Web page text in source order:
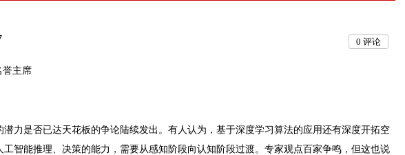
0 评论
誉主席
力是否已达天花板的争论陆续发出。有人认为，基于深度学习算法的应用还有深度开拓空
智能推理、决策的能力，需要从感知阶段向认知阶段过渡。专家观点百家争鸣，但这也说